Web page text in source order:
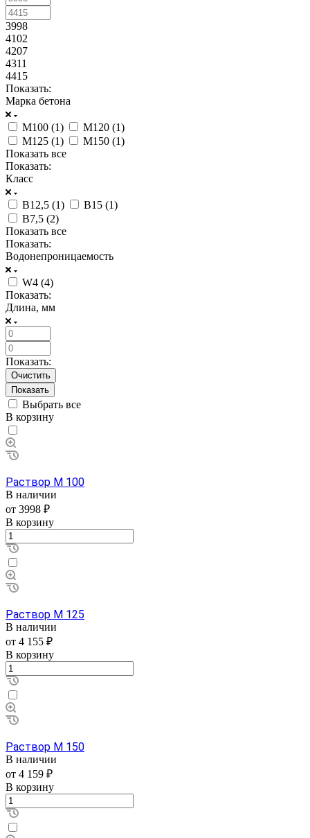
3998
4102
4207
4311
4415
Показать:
Марка бетона
М100 (1) М120 (1)
М125 (1) М150 (1)
Показать все
Показать:
Класс
В12,5 (1) В15 (1)
В7,5 (2)
Показать все
Показать:
Водонепроницаемость
W4 (4)
Показать:
Длина, мм
Показать:
Очистить
Выбрать все
В корзину
Раствор М 100
В наличии
от 3998 ₽
В корзину
Раствор М 125
В наличии
от 4 155 ₽
В корзину
Раствор М 150
В наличии
от 4 159 ₽
В корзину